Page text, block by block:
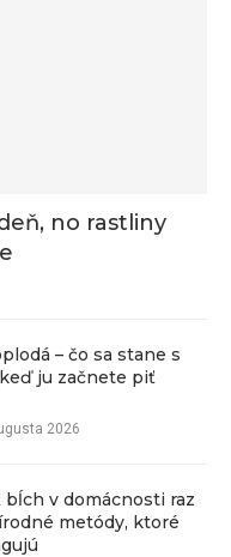
no rastliny
– čo sa stane s
ju začnete piť
2026
bĺch v domácnosti raz
metódy, ktoré